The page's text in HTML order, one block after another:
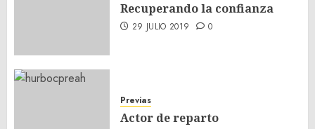
Recuperando la confianza
29 JULIO 2019 0
Previas
Actor de reparto